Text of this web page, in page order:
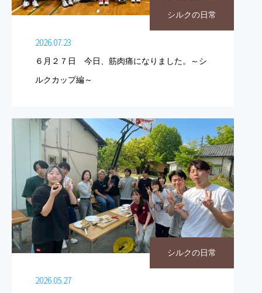
シルクの日常
2026.07.23
６月２７日 今日、筋肉痛になりました。～シ
ルクカップ編～
シルクの日常
2026.05.27